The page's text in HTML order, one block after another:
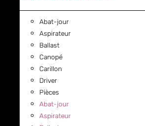
Abat-jour
Aspirateur
Ballast
Canopé
Carillon
Driver
Pièces
Abat-jour
Aspirateur